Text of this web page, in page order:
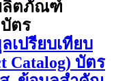
ลิตภัณฑ์
ตร
เปรียบเทียบ
บัตร